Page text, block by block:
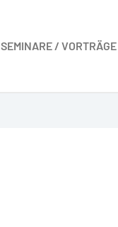
SEMINARE / VORTRÄGE